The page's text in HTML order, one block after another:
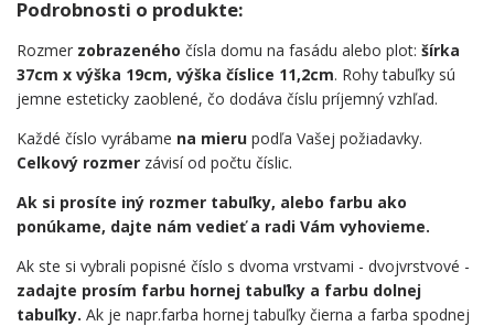
Podrobnosti o produkte:
Rozmer zobrazeného čísla domu na fasádu alebo plot: šírka
37cm x výška 19cm, výška číslice 11,2cm. Rohy tabuľky sú
jemne esteticky zaoblené, čo dodáva číslu príjemný vzhľad.
Každé číslo vyrábame na mieru podľa Vašej požiadavky.
Celkový rozmer závisí od počtu číslic.
Ak si prosíte iný rozmer tabuľky, alebo farbu ako
ponúkame, dajte nám vedieť a radi Vám vyhovieme.
Ak ste si vybrali popisné číslo s dvoma vrstvami - dvojvrstvové -
zadajte prosím farbu hornej tabuľky a farbu dolnej
tabuľky. Ak je napr.farba hornej tabuľky čierna a farba spodnej